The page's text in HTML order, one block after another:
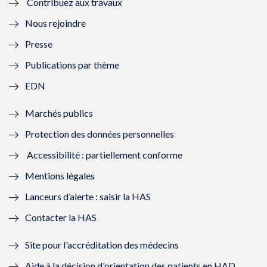
l
l
f
n
ê
t
r
e
)
e
e
n
ê
r
)
ê
t
e
ê
)
Nous rejoindre
Presse
Publications par thème
EDN
Marchés publics
Protection des données personnelles
Accessibilité : partiellement conforme
Mentions légales
Lanceurs d’alerte : saisir la HAS
Contacter la HAS
Site pour l'accréditation des médecins